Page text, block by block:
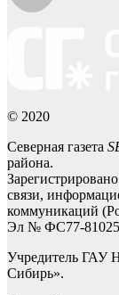
© 2020
Северная газета
района.
связи,
коммуникаций
Эл № ФС77-81025
Учредитель ГАУ
Сибирь».